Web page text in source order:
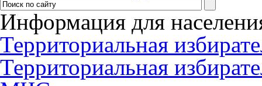
Информация для
Территориальная
Территориальная